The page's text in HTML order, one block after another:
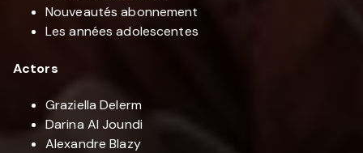
Nouveautés abonnement
Les années adolescentes
Actors
Graziella Delerm
Darina Al Joundi
Alexandre Blazy